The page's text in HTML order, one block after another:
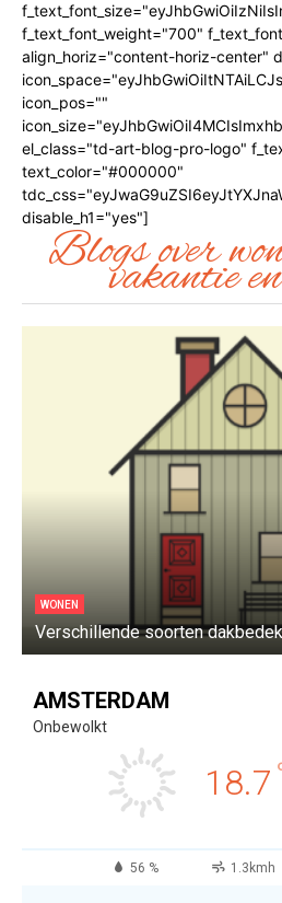
f_text_font_weight="700"
align_horiz="content-horiz-center"
icon_pos=""
el_class="td-art-blog-pro-logo"
text_color="#000000"
disable_h1="yes"]
Blogs over
vakantie
WONEN
Verschillende soorten
AMSTERDAM
Onbewolkt
18.7
56 % 1.3kmh